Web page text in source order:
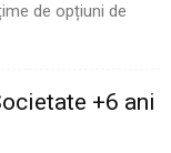
de opțiuni de
+6 ani